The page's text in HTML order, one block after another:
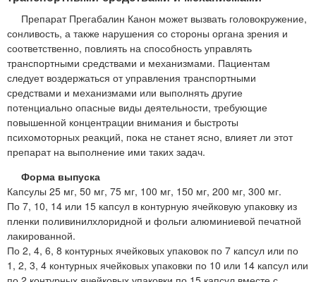
Препарат Прегабалин Канон может вызвать головокружение,
сонливость, а также нарушения со стороны органа зрения и
соответственно, повлиять на способность управлять
транспортными средствами и механизмами. Пациентам
следует воздержаться от управления транспортными
средствами и механизмами или выполнять другие
потенциально опасные виды деятельности, требующие
повышенной концентрации внимания и быстроты
психомоторных реакций, пока не станет ясно, влияет ли этот
препарат на выполнение ими таких задач.
Форма выпуска
Капсулы 25 мг, 50 мг, 75 мг, 100 мг, 150 мг, 200 мг, 300 мг.
По 7, 10, 14 или 15 капсул в контурную ячейковую упаковку из
пленки поливинилхлоридной и фольги алюминиевой печатной
лакированной.
По 2, 4, 6, 8 контурных ячейковых упаковок по 7 капсул или по
1, 2, 3, 4 контурных ячейковых упаковки по 10 или 14 капсул или